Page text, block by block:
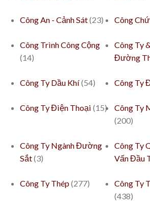
Công An - Cảnh Sát(23) Công
Công Trình Công Cộng
(14)
Công Ty
Đường
Công Ty Dầu Khí(54) Công Ty
Công Ty Điện Thoại (15)
Công Ty
(200)
Công Ty Ngành Đường
Sắt(3)
Công Ty
Vấn Đầu
Công Ty Thép (277)
Công Ty
(438)